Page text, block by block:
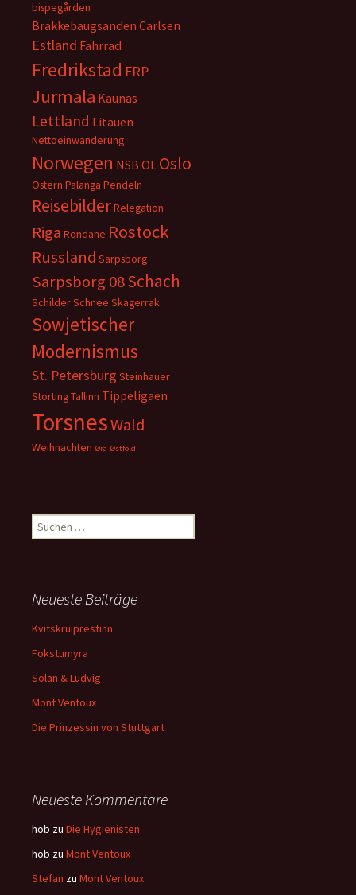
bispegården
Brakkebaugsanden Carlsen
Estland Fahrrad
Fredrikstad FRP
Jurmala Kaunas
Lettland Litauen
Nettoeinwanderung
Norwegen NSB OL Oslo
Ostern Palanga Pendeln
ReisebilderRelegation
Riga Rondane Rostock
Russland Sarpsborg
Sarpsborg 08Schach
SchilderSchnee Skagerrak
Sowjetischer
Modernismus
St. Petersburg Steinhauer
StortingTallinn Tippeligaen
TorsnesWald
Weihnachten Øra Østfold
Suchen
nach:
Neueste Beiträge
Kvitskruiprestinn
Fokstumyra
Solan & Ludvig
Mont Ventoux
Die Prinzessin von Stuttgart
Neueste Kommentare
hob zu Die Hygienisten
hob zu Mont Ventoux
Stefan zu Mont Ventoux